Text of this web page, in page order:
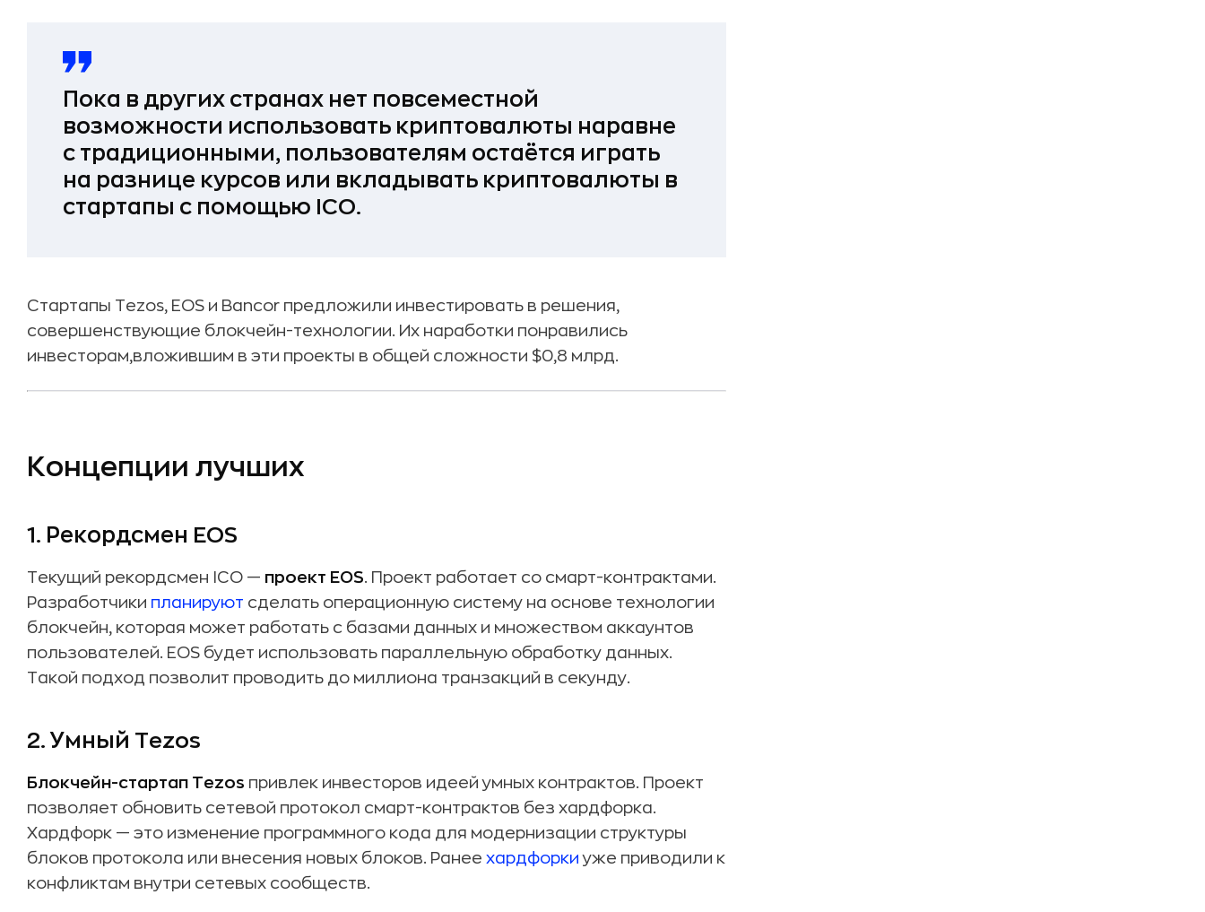
Пока в других странах нет повсеместной
возможности использовать криптовалюты наравне
с традиционными, пользователям остаётся играть
на разнице курсов или вкладывать криптовалюты в
стартапы с помощью ICO.
Стартапы Tezos, EOS и Bancor предложили инвестировать в решения,
совершенствующие блокчейн-технологии. Их наработки понравились
инвесторам,вложившим в эти проекты в общей сложности $0,8 млрд.
Концепции лучших
1. Рекордсмен EOS
Текущий рекордсмен ICO — проект EOS. Проект работает со смарт-контрактами.
Разработчики планируют сделать операционную систему на основе технологии
блокчейн, которая может работать с базами данных и множеством аккаунтов
пользователей. EOS будет использовать параллельную обработку данных.
Такой подход позволит проводить до миллиона транзакций в секунду.
2. Умный Tezos
Блокчейн-стартап Tezos привлек инвесторов идеей умных контрактов. Проект
позволяет обновить сетевой протокол смарт-контрактов без хардфорка.
Хардфорк — это изменение программного кода для модернизации структуры
блоков протокола или внесения новых блоков. Ранее хардфорки уже приводили к
конфликтам внутри сетевых сообществ.